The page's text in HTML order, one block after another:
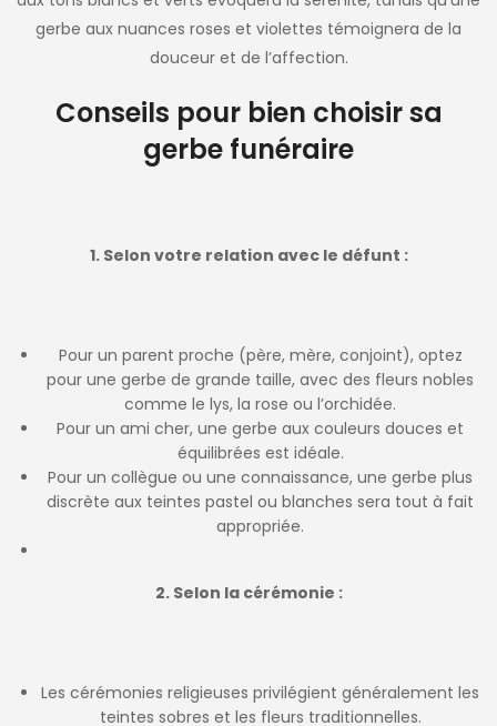
gerbe aux nuances roses et violettes témoignera de la
douceur et de l’affection.
Conseils pour bien choisir sa
gerbe funéraire
1. Selon votre relation avec le défunt :
Pour un parent proche (père, mère, conjoint), optez
pour une gerbe de grande taille, avec des fleurs nobles
comme le lys, la rose ou l’orchidée.
Pour un ami cher, une gerbe aux couleurs douces et
équilibrées est idéale.
Pour un collègue ou une connaissance, une gerbe plus
discrète aux teintes pastel ou blanches sera tout à fait
appropriée.
2. Selon la cérémonie :
Les cérémonies religieuses privilégient généralement les
teintes sobres et les fleurs traditionnelles.